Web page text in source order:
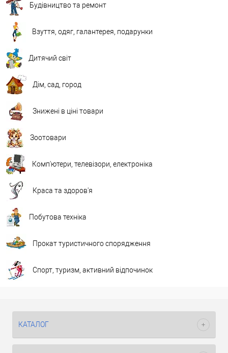
Будівництво та ремонт
Взуття, одяг, галантерея, подарунки
Дитячий світ
Дім, сад, город
Знижені в ціні товари
Зоотовари
Комп'ютери, телевізори, електроніка
Краса та здоров'я
Побутова техніка
Прокат туристичного спорядження
Спорт, туризм, активний відпочинок
КАТАЛОГ